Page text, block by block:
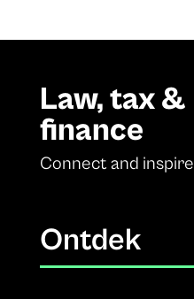
Law, tax &
finance
Connect and inspire
Ontdek